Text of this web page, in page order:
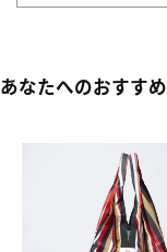
あなたへのおすすめ